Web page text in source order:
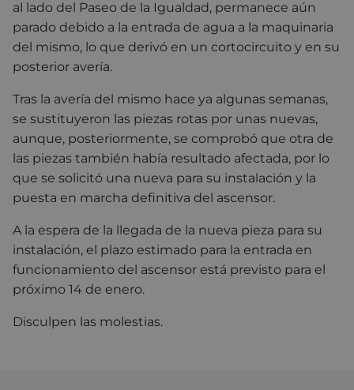
al lado del Paseo de la Igualdad, permanece aún
parado debido a la entrada de agua a la maquinaria
del mismo, lo que derivó en un cortocircuito y en su
posterior avería.
Tras la avería del mismo hace ya algunas semanas,
se sustituyeron las piezas rotas por unas nuevas,
aunque, posteriormente, se comprobó que otra de
las piezas también había resultado afectada, por lo
que se solicitó una nueva para su instalación y la
puesta en marcha definitiva del ascensor.
A la espera de la llegada de la nueva pieza para su
instalación, el plazo estimado para la entrada en
funcionamiento del ascensor está previsto para el
próximo 14 de enero.
Disculpen las molestias.